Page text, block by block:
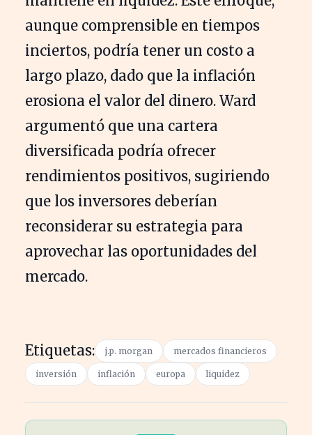
aunque comprensible en tiempos
inciertos, podría tener un costo a
largo plazo, dado que la inflación
erosiona el valor del dinero. Ward
argumentó que una cartera
diversificada podría ofrecer
rendimientos positivos, sugiriendo
que los inversores deberían
reconsiderar su estrategia para
aprovechar las oportunidades del
mercado.
Etiquetas: j.p. morgan mercados financieros
inversión inflación europa liquidez